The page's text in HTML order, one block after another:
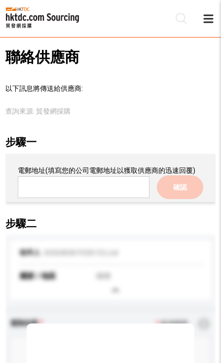
聯絡供應商
以下訊息將傳送給供應商:
查詢來源: 貿發網採購
步驟一
電郵地址(填寫您的公司電郵地址以獲取供應商的迅速回覆)
確認
步驟二
收件人
國家 / 地區
查詢內容 *必須填寫